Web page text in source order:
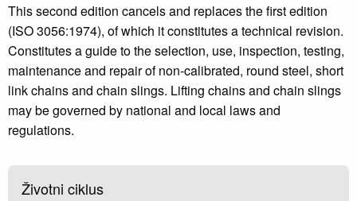
This second edition cancels and replaces the first edition
(ISO 3056:1974), of which it constitutes a technical revision.
Constitutes a guide to the selection, use, inspection, testing,
maintenance and repair of non-calibrated, round steel, short
link chains and chain slings. Lifting chains and chain slings
may be governed by national and local laws and
regulations.
Životni ciklus